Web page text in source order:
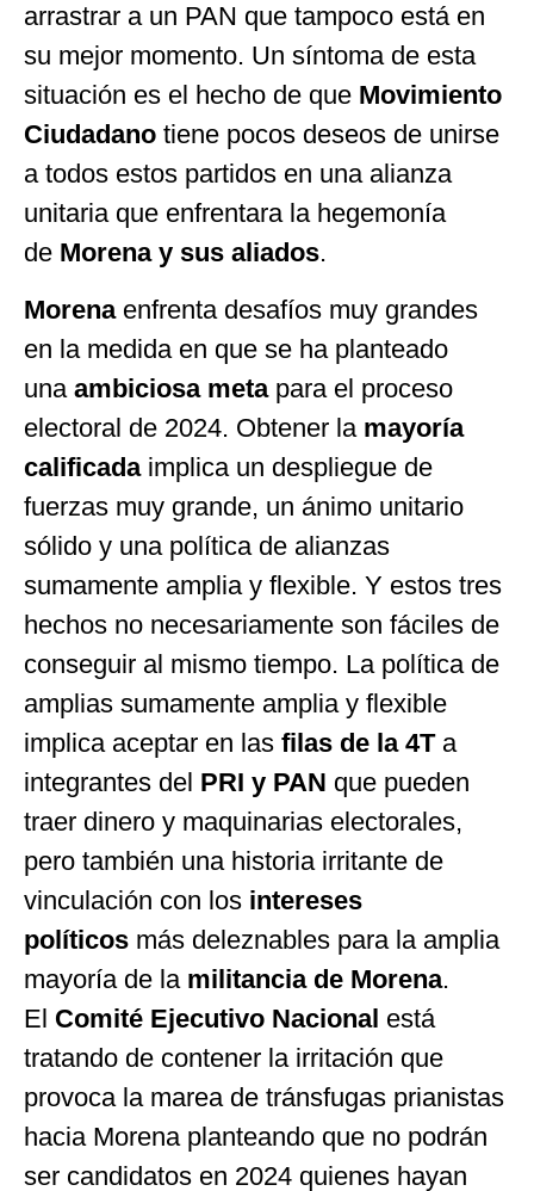
arrastrar a un PAN que tampoco está en
su mejor momento. Un síntoma de esta
situación es el hecho de que Movimiento
Ciudadano tiene pocos deseos de unirse
a todos estos partidos en una alianza
unitaria que enfrentara la hegemonía
de Morena y sus aliados.
Morenaenfrenta desafíos muy grandes
en la medida en que se ha planteado
una ambiciosa metapara el proceso
electoral de 2024. Obtener la mayoría
calificadaimplica un despliegue de
fuerzas muy grande, un ánimo unitario
sólido y una política de alianzas
sumamente amplia y flexible. Y estos tres
hechos no necesariamente son fáciles de
conseguir al mismo tiempo. La política de
amplias sumamente amplia y flexible
implica aceptar en las filas de la 4Ta
integrantes del PRI y PAN que pueden
traer dinero y maquinarias electorales,
pero también una historia irritante de
vinculación con los intereses
políticos más deleznables para la amplia
mayoría de la militancia de Morena.
El Comité Ejecutivo Nacional está
tratando de contener la irritación que
provoca la marea de tránsfugas prianistas
hacia Morena planteando que no podrán
ser candidatos en 2024 quienes hayan